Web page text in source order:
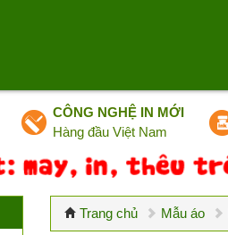
CÔNG NGHỆ IN MỚI
Hàng đầu Việt Nam
Trang chủ Mẫu áo